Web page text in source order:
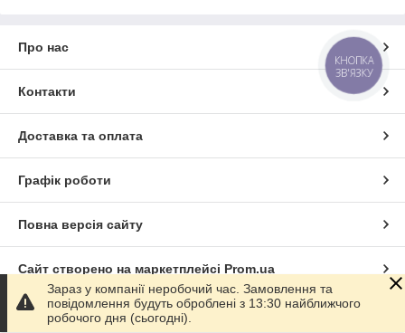
Про нас
Контакти
Доставка та оплата
Графік роботи
Повна версія сайту
Сайт створено на маркетплейсі Prom.ua
Політика конфіденційності
Зараз у компанії неробочий час. Замовлення та
повідомлення будуть оброблені з 13:30 найближчого
робочого дня (сьогодні).
КНОПКА
ЗВ'ЯЗКУ